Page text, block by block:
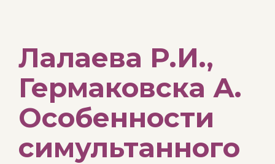
Лалаева Р.И.,
Гермаковска А.
Особенности
симультанного